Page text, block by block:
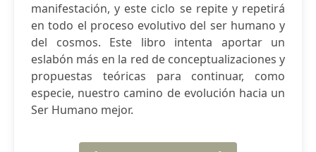
manifestación, y este ciclo se repite y repetirá
en todo el proceso evolutivo del ser humano y
del cosmos. Este libro intenta aportar un
eslabón más en la red de conceptualizaciones y
propuestas teóricas para continuar, como
especie, nuestro camino de evolución hacia un
Ser Humano mejor.